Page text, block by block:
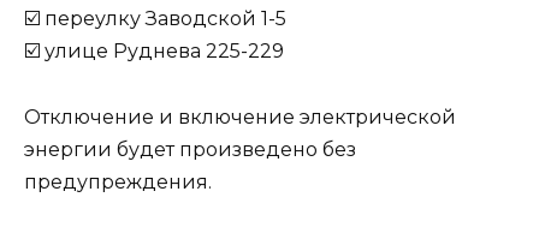
☑️ переулку Заводской 1-5
☑️ улице Руднева 225-229
Отключение и включение электрической
энергии будет произведено без
предупреждения.